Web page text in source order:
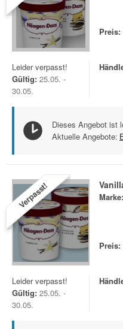
Preis:
Leider verpasst!
Gültig: 25.05. -
30.05.
Dieses Angebot ist
Aktuelle Angebote:
Verpasst! Marke:
Preis:
Leider verpasst!
Gültig: 25.05. -
30.05.